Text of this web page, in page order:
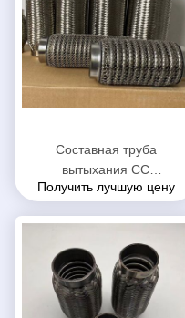
Составная труба
вытыхания СС
автоматическая с
Получить лучшую цену